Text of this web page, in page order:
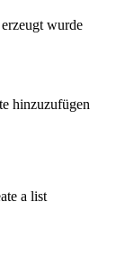
wurde
hinzuzufügen
a list